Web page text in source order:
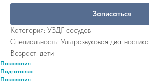
Записаться
Категория: УЗДГ сосудов
Специальность: Ультразвуковая диагностика
Возраст: дети
Показания
Подготовка
Показания